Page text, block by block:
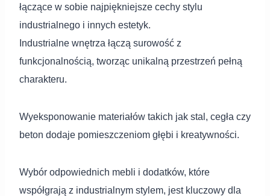
łączące w sobie najpiękniejsze cechy stylu
industrialnego i innych estetyk.
Industrialne wnętrza łączą surowość z
funkcjonalnością, tworząc unikalną przestrzeń pełną
charakteru.
Wyeksponowanie materiałów takich jak stal, cegła czy
beton dodaje pomieszczeniom głębi i kreatywności.
Wybór odpowiednich mebli i dodatków, które
współgrają z industrialnym stylem, jest kluczowy dla